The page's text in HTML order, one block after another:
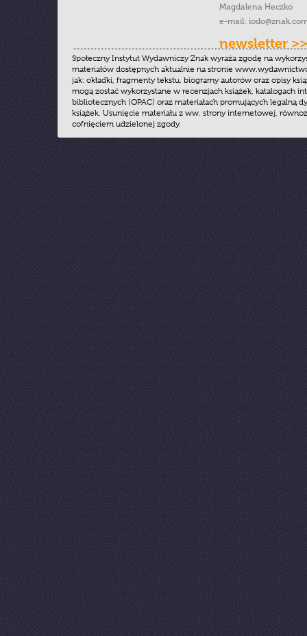
Magdalena Heczko
e-mail:
newsletter >>
Społeczny Instytut Wydawniczy Znak wyraża zgodę na
materiałów dostępnych aktualnie na stronie
jak: okładki, fragmenty tekstu, biogramy autorów oraz opisy
mogą zostać wykorzystane w recenzjach książek, katalogach
bibliotecznych (OPAC) oraz materiałach promujących legalną
książek. Usunięcie materiału z ww. strony internetowej,
cofnięciem udzielonej zgody.